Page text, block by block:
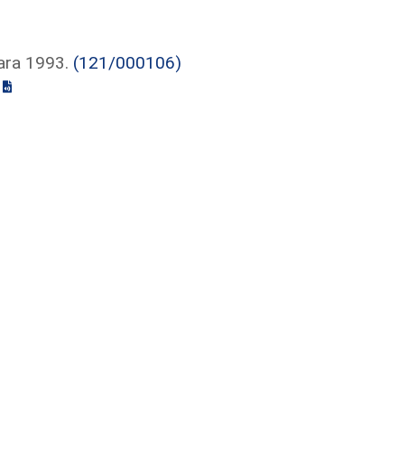
1993. (121/000106)